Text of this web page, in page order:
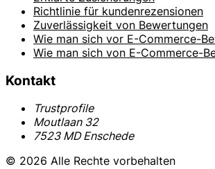
Richtlinie für kundenrezensionen
Zuverlässigkeit von Bewertungen
Wie man sich vor E-Commerce-
Wie man sich von E-Commerce-
Kontakt
Trustprofile
Moutlaan 32
7523 MD Enschede
© 2026 Alle Rechte vorbehalten